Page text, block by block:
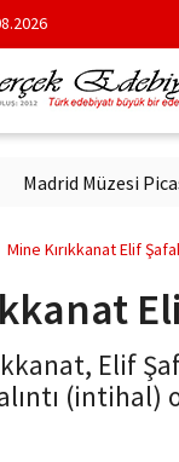
Müzesi Picasso'yu
Mine Kırıkkanat Elif
Elif